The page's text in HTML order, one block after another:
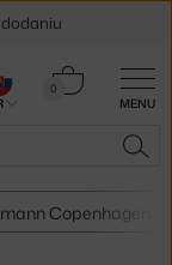
MENU
0
Košík
Copenhagen